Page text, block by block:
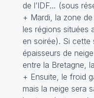
de l’IDF… (sous
+ Mardi, la zone
les régions situées
en soirée). Si cette
épaisseurs de
entre la Bretagne,
+ Ensuite, le froid
mais la neige sera